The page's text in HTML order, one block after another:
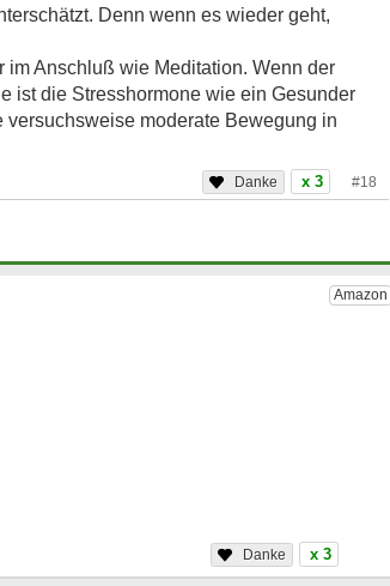
Denn wenn es wieder geht,
Anschluß wie Meditation. Wenn der
ist die Stresshormone wie ein Gesunder
moderate Bewegung in
x 3 #18
x 3